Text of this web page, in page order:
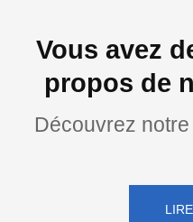
Vous avez
propos de
Découvrez